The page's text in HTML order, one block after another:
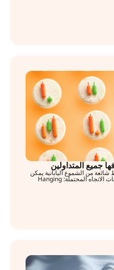
من الشموع اليابانية يمكن
للمتداولين استخدامها لتحليل انعكاسات الاتجاه المحتملة: Hanging